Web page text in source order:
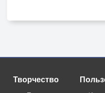
Творчество